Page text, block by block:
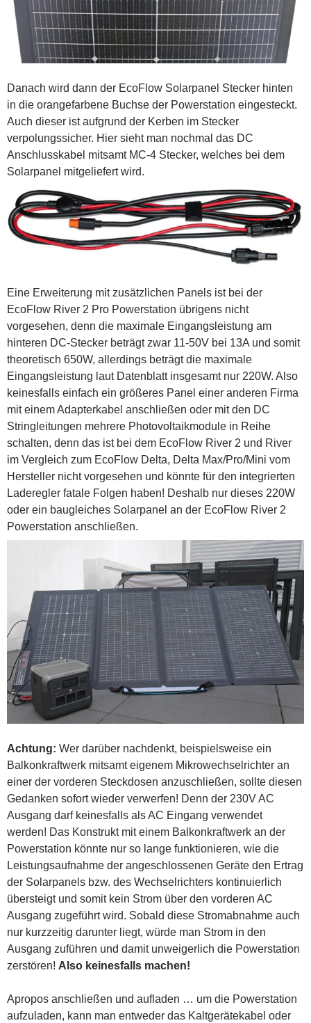
Danach wird dann der EcoFlow Solarpanel Stecker hinten
in die orangefarbene Buchse der Powerstation eingesteckt.
Auch dieser ist aufgrund der Kerben im Stecker
verpolungssicher. Hier sieht man nochmal das DC
Anschlusskabel mitsamt MC-4 Stecker, welches bei dem
Solarpanel mitgeliefert wird.
Eine Erweiterung mit zusätzlichen Panels ist bei der
EcoFlow River 2 Pro Powerstation übrigens nicht
vorgesehen, denn die maximale Eingangsleistung am
hinteren DC-Stecker beträgt zwar 11-50V bei 13A und somit
theoretisch 650W, allerdings beträgt die maximale
Eingangsleistung laut Datenblatt insgesamt nur 220W. Also
keinesfalls einfach ein größeres Panel einer anderen Firma
mit einem Adapterkabel anschließen oder mit den DC
Stringleitungen mehrere Photovoltaikmodule in Reihe
schalten, denn das ist bei dem EcoFlow River 2 und River
im Vergleich zum EcoFlow Delta, Delta Max/Pro/Mini vom
Hersteller nicht vorgesehen und könnte für den integrierten
Laderegler fatale Folgen haben! Deshalb nur dieses 220W
oder ein baugleiches Solarpanel an der EcoFlow River 2
Powerstation anschließen.
Achtung: Wer darüber nachdenkt, beispielsweise ein
Balkonkraftwerk mitsamt eigenem Mikrowechselrichter an
einer der vorderen Steckdosen anzuschließen, sollte diesen
Gedanken sofort wieder verwerfen! Denn der 230V AC
Ausgang darf keinesfalls als AC Eingang verwendet
werden! Das Konstrukt mit einem Balkonkraftwerk an der
Powerstation könnte nur so lange funktionieren, wie die
Leistungsaufnahme der angeschlossenen Geräte den Ertrag
der Solarpanels bzw. des Wechselrichters kontinuierlich
übersteigt und somit kein Strom über den vorderen AC
Ausgang zugeführt wird. Sobald diese Stromabnahme auch
nur kurzzeitig darunter liegt, würde man Strom in den
Ausgang zuführen und damit unweigerlich die Powerstation
zerstören! Also keinesfalls machen!
Apropos anschließen und aufladen … um die Powerstation
aufzuladen, kann man entweder das Kaltgerätekabel oder